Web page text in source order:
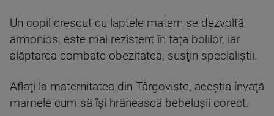
Un copil crescut cu laptele matern se dezvoltă
armonios, este mai rezistent în fața bolilor, iar
alăptarea combate obezitatea, susţin specialiştii.
Aflaţi la maternitatea din Târgovişte, aceştia învaţă
mamele cum să îşi hrănească bebeluşii corect.